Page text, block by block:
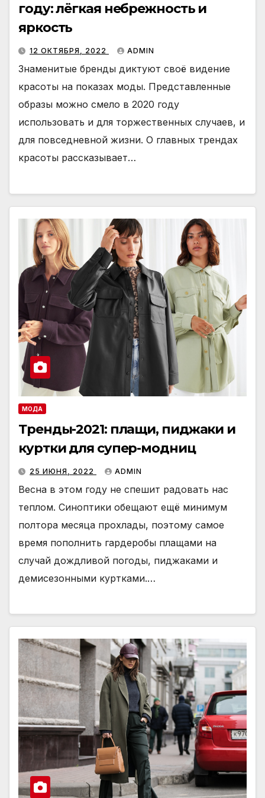
году: лёгкая небрежность и
яркость
12 ОКТЯБРЯ, 2022 ADMIN
Знаменитые бренды диктуют своё видение
красоты на показах моды. Представленные
образы можно смело в 2020 году
использовать и для торжественных случаев, и
для повседневной жизни. О главных трендах
красоты рассказывает…
МОДА
Тренды-2021: плащи, пиджаки и
куртки для супер-модниц
25 ИЮНЯ, 2022 ADMIN
Весна в этом году не спешит радовать нас
теплом. Синоптики обещают ещё минимум
полтора месяца прохлады, поэтому самое
время пополнить гардеробы плащами на
случай дождливой погоды, пиджаками и
демисезонными куртками.…